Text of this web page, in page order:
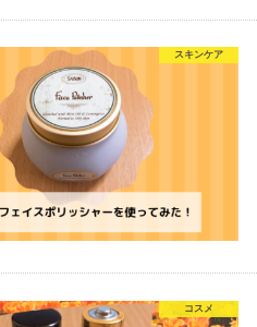
スキンケア
コスメ